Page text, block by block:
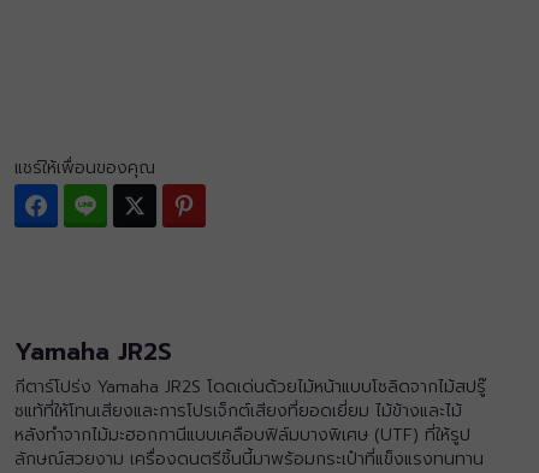
แชร์ให้เพื่อนของคุณ
Facebook
Line Twitter
Yamaha JR2S
กีตาร์โปร่ง Yamaha JR2S โดดเด่นด้วยไม้หน้าแบบโซลิดจากไม้สปรู๊
ซแท้ที่ให้โทนเสียงและการโปรเจ็กต์เสียงที่ยอดเยี่ยม ไม้ข้างและไม้
หลังทำจากไม้มะฮอกกานีแบบเคลือบฟิล์มบางพิเศษ (UTF) ที่ให้รูป
ลักษณ์สวยงาม เครื่องดนตรีชิ้นนี้มาพร้อมกระเป๋าที่แข็งแรงทนทาน